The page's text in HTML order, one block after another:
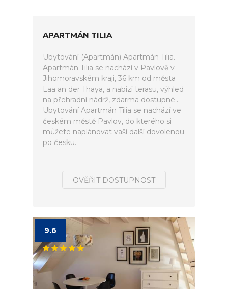
APARTMÁN TILIA
Ubytování (Apartmán) Apartmán Tilia.
Apartmán Tilia se nachází v Pavlově v
Jihomoravském kraji, 36 km od města
Laa an der Thaya, a nabízí terasu, výhled
na přehradní nádrž, zdarma dostupné...
Ubytování Apartmán Tilia se nachází ve
českém městě Pavlov, do kterého si
můžete naplánovat vaší další dovolenou
po česku.
OVĚŘIT DOSTUPNOST
9.6